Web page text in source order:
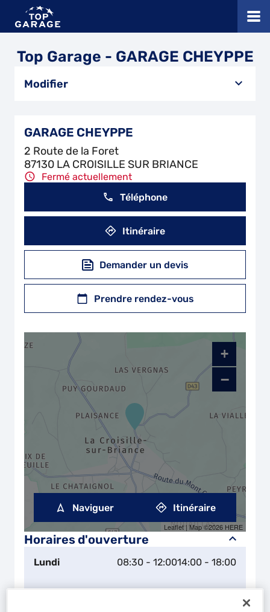
Top Garage - GARAGE CHEYPPE
Modifier
GARAGE CHEYPPE
2 Route de la Foret
87130 LA CROISILLE SUR BRIANCE
Fermé actuellement
Téléphone
Itinéraire
Demander un devis
Prendre rendez-vous
Horaires d'ouverture
Lundi 08:30 - 12:0014:00 - 18:00
+
−
Leaflet | Map ©2026 HERE
Naviguer Itinéraire